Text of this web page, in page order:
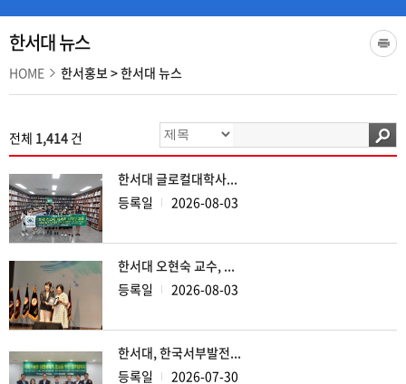
한서대 뉴스
HOME 한서홍보>한서대 뉴스
전체 1,414 건
한서대 글로컬대학사...
등록일
2026-08-03
한서대 오현숙 교수, ...
등록일
2026-08-03
한서대, 한국서부발전...
등록일
2026-07-30